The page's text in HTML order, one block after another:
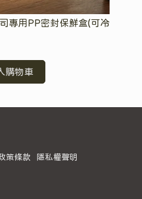
專用PP密封保鮮盒(可冷
購物車
策條款 隱私權聲明